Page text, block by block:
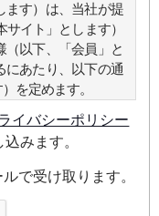
ます）は、当社が提
イト」とします）
（以下、「会員」と
にあたり、以下の通
を定めます。
ついて規定したも
イバシーポリシー
みます。
で受け取ります。